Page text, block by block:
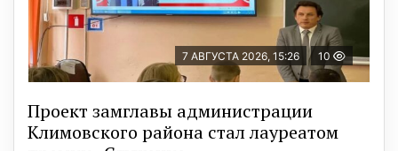
7 АВГУСТА 2026, 15:26 10
Проект замглавы администрации
Климовского района стал лауреатом